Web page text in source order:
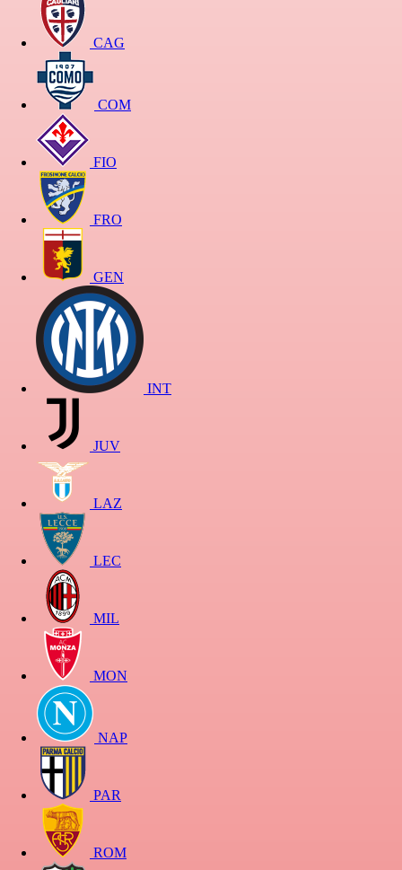
CAG
COM
FIO
FRO
GEN
INT
JUV
LAZ
LEC
MIL
MON
NAP
PAR
ROM